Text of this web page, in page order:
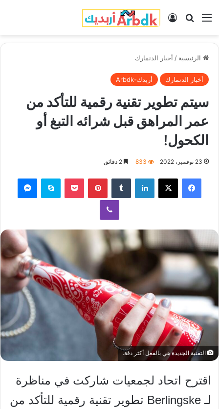
القائمة بحث عنتسجيل الدخول
الرئيسية / أخبار الدنمارك
أخبار الدنمارك أربدك-Arbdk
سيتم تطوير تقنية رقمية للتأكد من
عمر المراهق قبل شرائه التبغ أو
الكحول!
23 نوفمبر، 2022 833
فيسبوك لينكدإن بينتيريست سكايب
ڤايبر
التقنية الجديدة هي بالفعل أكثر دقة.
اقترح اتحاد لجمعيات شاركت في مناظرة
لـ Berlingske تطوير تقنية رقمية للتأكد من